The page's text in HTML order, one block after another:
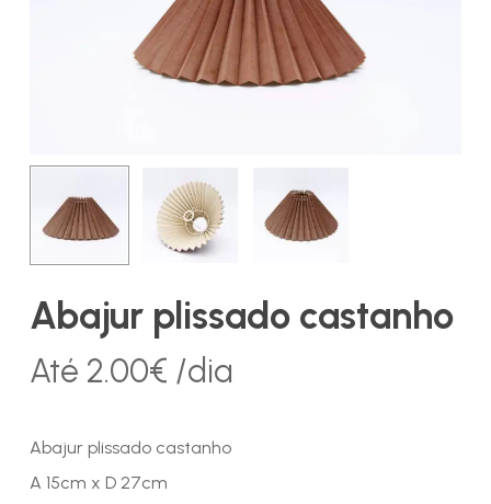
Abajur plissado castanho
Até 2.00€ /dia
Abajur plissado castanho
A 15cm x D 27cm